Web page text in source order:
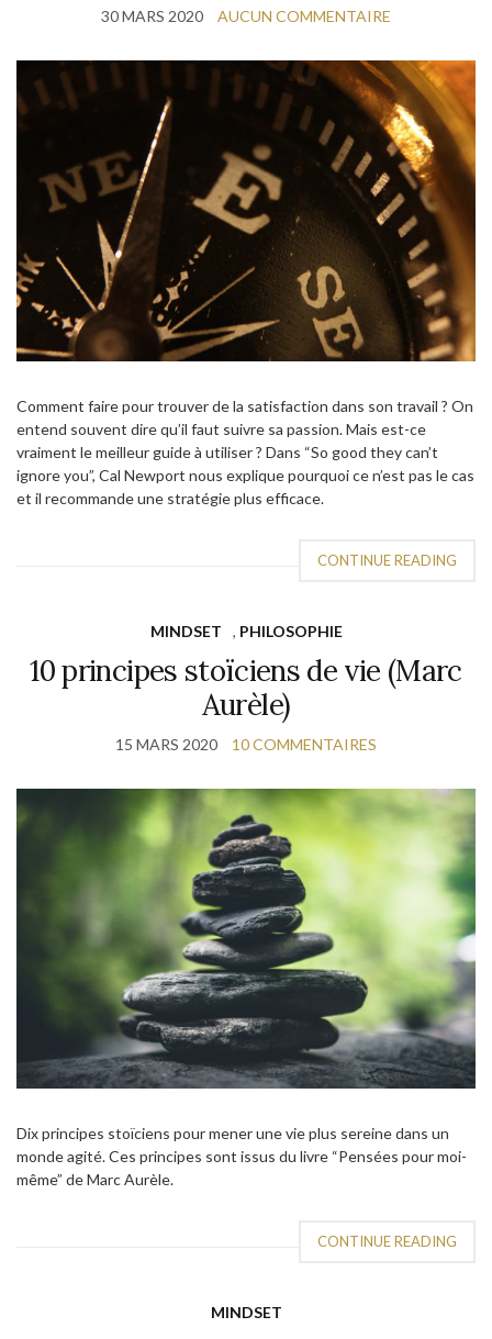
30 MARS 2020 AUCUN COMMENTAIRE
Comment faire pour trouver de la satisfaction dans son travail ? On
entend souvent dire qu’il faut suivre sa passion. Mais est-ce
vraiment le meilleur guide à utiliser ? Dans “So good they can’t
ignore you”, Cal Newport nous explique pourquoi ce n’est pas le cas
et il recommande une stratégie plus efficace.
CONTINUE READING
MINDSET , PHILOSOPHIE
10 principes stoïciens de vie (Marc
Aurèle)
15 MARS 2020 10 COMMENTAIRES
Dix principes stoïciens pour mener une vie plus sereine dans un
monde agité. Ces principes sont issus du livre “Pensées pour moi-
même” de Marc Aurèle.
CONTINUE READING
MINDSET